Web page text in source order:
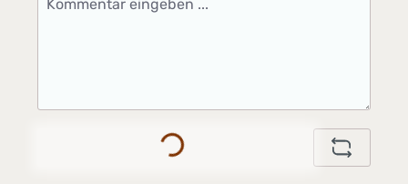
Loading...